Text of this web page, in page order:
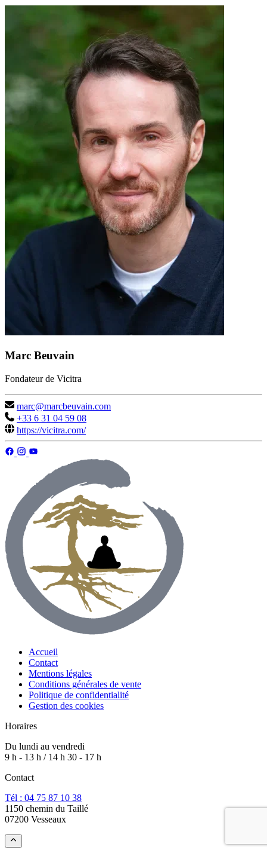
Marc Beuvain
Fondateur de Vicitra
marc@marcbeuvain.com
+33 6 31 04 59 08
https://vicitra.com/
Accueil
Contact
Mentions légales
Conditions générales de vente
Politique de confidentialité
Gestion des cookies
Horaires
Du lundi au vendredi
9 h - 13 h / 14 h 30 - 17 h
Contact
Tél : 04 75 87 10 38
1150 chemin du Taillé
07200 Vesseaux